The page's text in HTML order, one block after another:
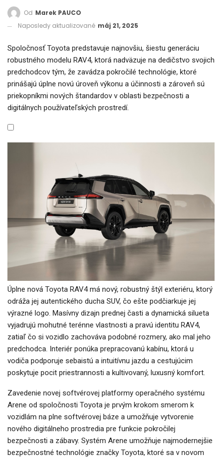
Od Marek PAUCO
Naposledy aktualizované máj 21, 2025
Spoločnosť Toyota predstavuje najnovšiu, šiestu generáciu
robustného modelu RAV4, ktorá nadväzuje na dedičstvo svojich
predchodcov tým, že zavádza pokročilé technológie, ktoré
prinášajú úplne novú úroveň výkonu a účinnosti a zároveň sú
priekopníkmi nových štandardov v oblasti bezpečnosti a
digitálnych používateľských prostredí.
Úplne nová Toyota RAV4 má nový, robustný štýl exteriéru, ktorý
odráža jej autentického ducha SUV, čo ešte podčiarkuje jej
výrazné logo. Masívny dizajn prednej časti a dynamická silueta
vyjadrujú mohutné terénne vlastnosti a pravú identitu RAV4,
zatiaľ čo si vozidlo zachováva podobné rozmery, ako mal jeho
predchodca. Interiér ponúka prepracovanú kabínu, ktorá u
vodiča podporuje sebaistú a intuitívnu jazdu a cestujúcim
poskytuje pocit priestrannosti a kultivovaný, luxusný komfort.
Zavedenie novej softvérovej platformy operačného systému
Arene od spoločnosti Toyota je prvým krokom smerom k
vozidlám na plne softvérovej báze a umožňuje vytvorenie
nového digitálneho prostredia pre funkcie pokročilej
bezpečnosti a zábavy. Systém Arene umožňuje najmodernejšie
bezpečnostné technológie značky Toyota, ktoré sa v novom